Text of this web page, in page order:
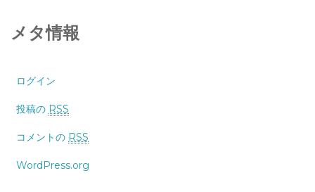
メタ情報
ログイン
投稿の RSS
コメントの RSS
WordPress.org